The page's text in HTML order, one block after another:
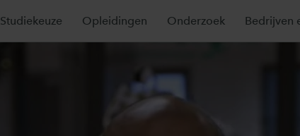
Studiekeuze Opleidingen Onderzoek Bedrijven